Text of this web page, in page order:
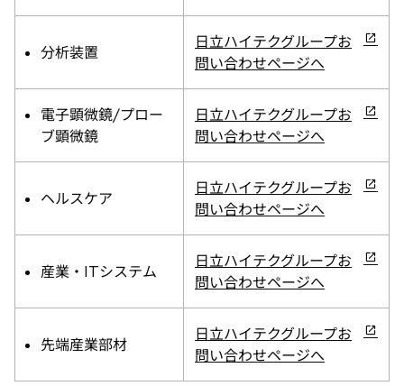
い
タ
ブ
で
く
分析装置
日立ハイテクグループお
問い合わせページへ
新
し
い
タ
ブ
で
く
電子顕微鏡/プロー
ブ顕微鏡
日立ハイテクグループお
問い合わせページへ
新
し
い
タ
ブ
で
く
ヘルスケア
日立ハイテクグループお
問い合わせページへ
新
し
い
タ
ブ
で
く
産業・ITシステム
日立ハイテクグループお
問い合わせページへ
新
し
い
タ
ブ
で
先端産業部材
日立ハイテクグループお
問い合わせページへ
新
し
い